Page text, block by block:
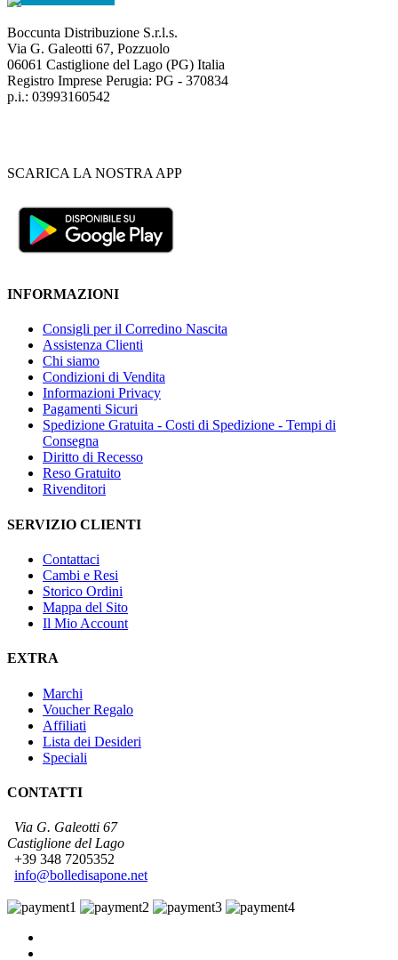
Boccunta Distribuzione S.r.l.s.
Via G. Galeotti 67, Pozzuolo
06061 Castiglione del Lago (PG) Italia
Registro Imprese Perugia: PG - 370834
p.i.: 03993160542
SCARICA LA NOSTRA APP
INFORMAZIONI
Consigli per il Corredino Nascita
Assistenza Clienti
Chi siamo
Condizioni di Vendita
Informazioni Privacy
Pagamenti Sicuri
Spedizione Gratuita - Costi di Spedizione - Tempi di
Consegna
Diritto di Recesso
Reso Gratuito
Rivenditori
SERVIZIO CLIENTI
Contattaci
Cambi e Resi
Storico Ordini
Mappa del Sito
Il Mio Account
EXTRA
Marchi
Voucher Regalo
Affiliati
Lista dei Desideri
Speciali
CONTATTI
Via G. Galeotti 67
Castiglione del Lago
+39 348 7205352
info@bolledisapone.net